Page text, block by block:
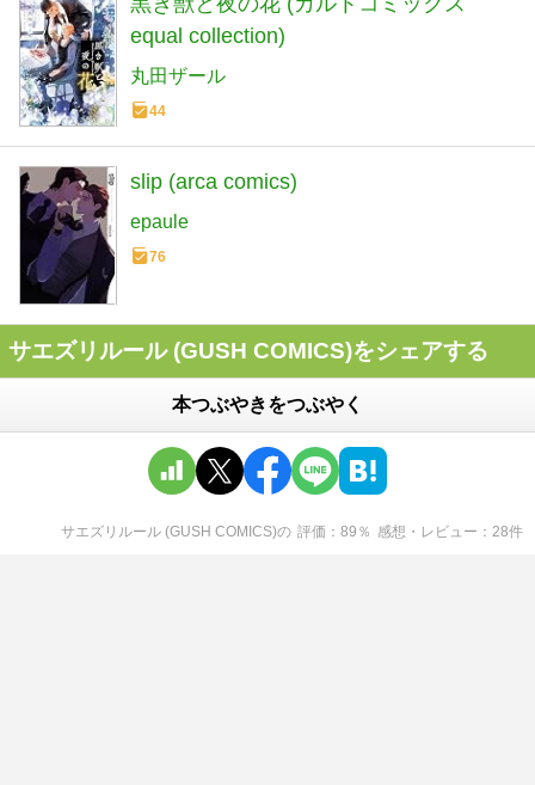
equal collection)
丸田ザール
44
slip (arca comics)
epaule
76
サエズリルール (GUSH COMICS)をシェアする
本つぶやきをつぶやく
サエズリルール (GUSH COMICS)の 評価 89 ％ 感想・レビュー 28件